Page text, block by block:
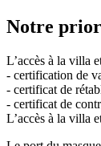
Notre
L’accès à la villa
- certification de
- certificat de
- certificat de
L’accès à la villa